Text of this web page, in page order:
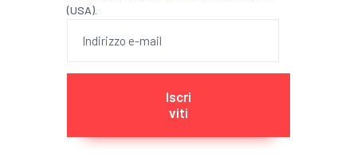
(USA).
Iscri
viti